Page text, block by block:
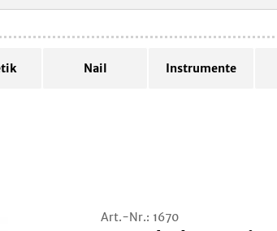
Nail Instrumente
Art.-Nr.: 1670